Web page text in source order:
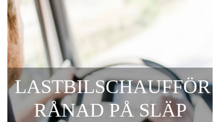
LASTBILSCHAUFFÖR
RÅNAD PÅ SLÄP